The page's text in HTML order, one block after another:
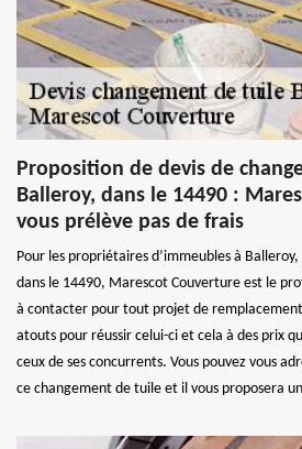
Proposition de devis de
Balleroy, dans le 14490 :
vous prélève pas de frais
Pour les propriétaires d’immeubles à Balleroy,
dans le 14490, Marescot Couverture est le
à contacter pour tout projet de
atouts pour réussir celui-ci et cela à des prix
ceux de ses concurrents. Vous pouvez vous
ce changement de tuile et il vous proposera